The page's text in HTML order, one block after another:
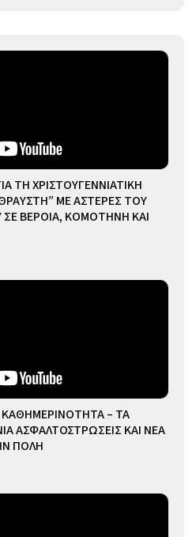
ΤΗ ΧΡΙΣΤΟΥΓΕΝΝΙΑΤΙΚΗ
ΜΕ ΑΣΤΕΡΕΣ ΤΟΥ
ΒΕΡΟΙΑ, ΚΟΜΟΤΗΝΗ ΚΑΙ
– ΤΑ
ΑΣΦΑΛΤΟΣΤΡΩΣΕΙΣ ΚΑΙ ΝΕΑ
ΠΟΛΗ